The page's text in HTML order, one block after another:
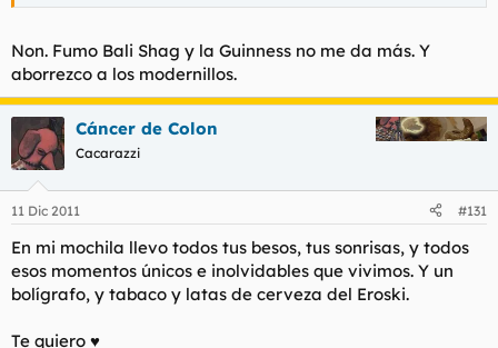
Non. Fumo Bali Shag y la Guinness no me da más. Y
aborrezco a los modernillos.
Cáncer de Colon
Cacarazzi
11 Dic 2011 #131
En mi mochila llevo todos tus besos, tus sonrisas, y todos
esos momentos únicos e inolvidables que vivimos. Y un
bolígrafo, y tabaco y latas de cerveza del Eroski.
Te quiero ♥